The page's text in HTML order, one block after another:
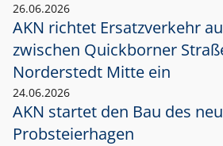
26.06.2026
AKN richtet Ersatzverkehr
zwischen Quickborner
Norderstedt Mitte ein
24.06.2026
AKN startet den Bau des
Probsteierhagen